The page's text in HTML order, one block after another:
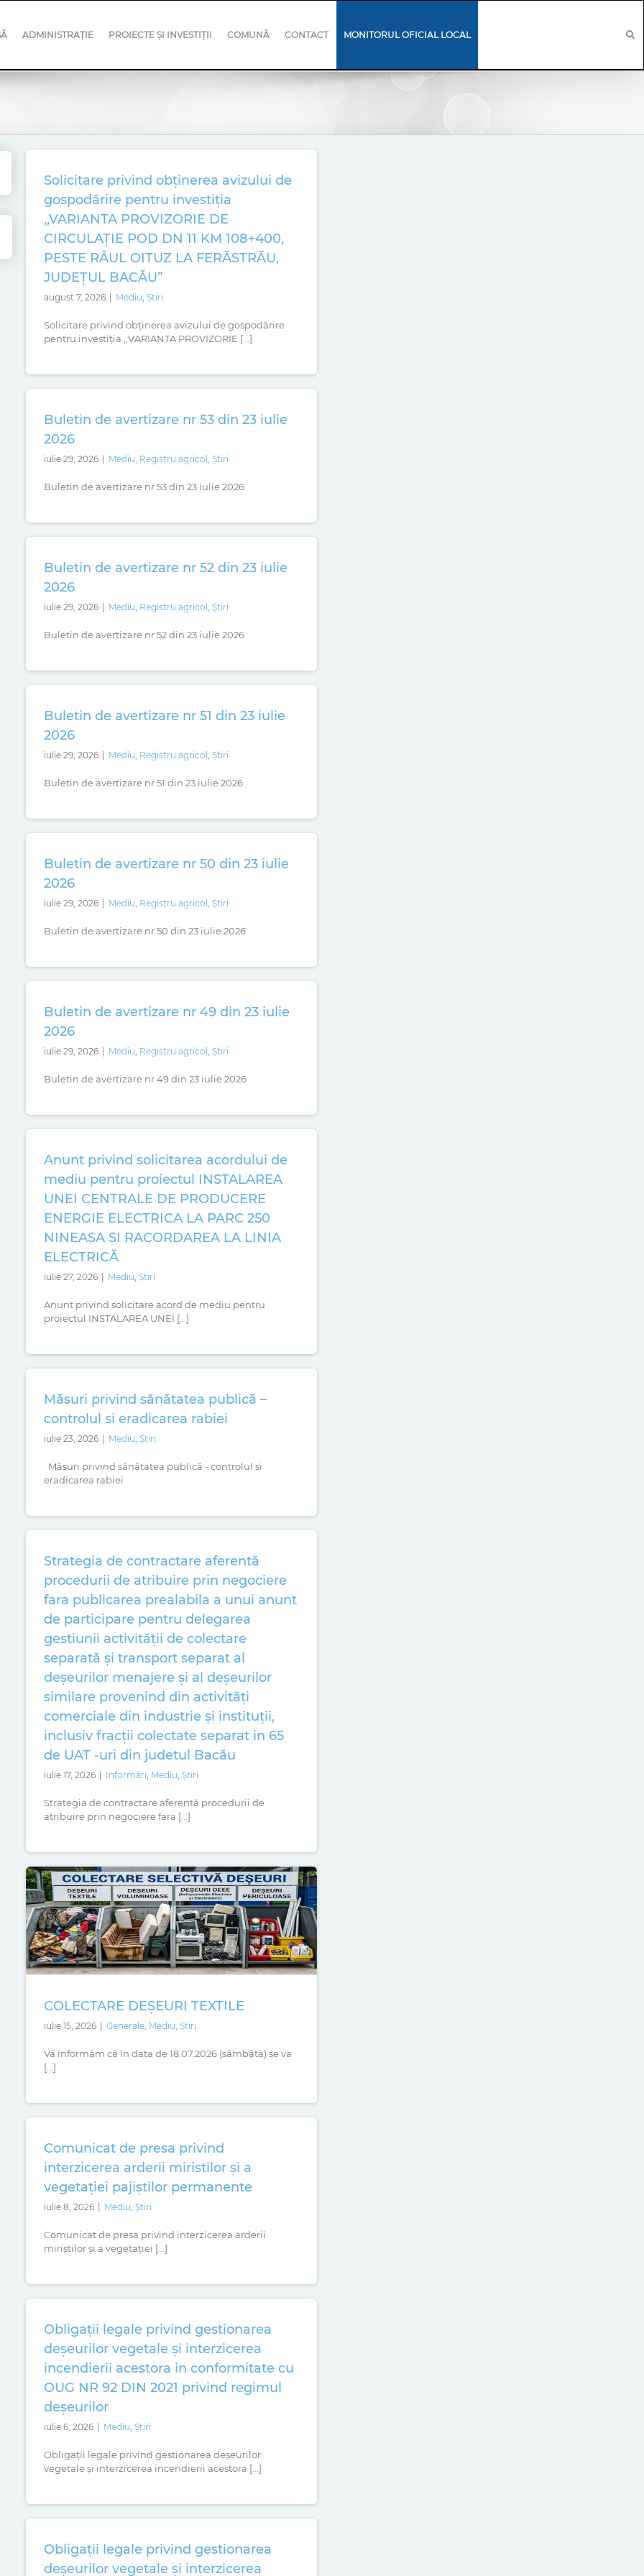
ADMINISTRAȚIE PROIECTE ȘI INVESTIȚII COMUNĂ CONTACT MONITORUL OFICIAL LOCAL
Solicitare privind obținerea avizului de
gospodărire pentru investiția
,,VARIANTA PROVIZORIE DE
CIRCULAȚIE POD DN 11 KM 108+400,
PESTE RÂUL OITUZ LA FERĂSTRĂU,
JUDEȚUL BACĂU”
august 7, 2026 Mediu,Știri
Solicitare privind obținerea avizului de gospodărire
pentru investiția ,,VARIANTA PROVIZORIE [...]
Buletin de avertizare nr 53 din 23 iulie
2026
iulie 29, 2026 Mediu, Registru agricol,Știri
Buletin de avertizare nr 53 din 23 iulie 2026
Buletin de avertizare nr 52 din 23 iulie
2026
iulie 29, 2026 Mediu, Registru agricol,Știri
Buletin de avertizare nr 52 din 23 iulie 2026
Buletin de avertizare nr 51 din 23 iulie
2026
iulie 29, 2026 Mediu, Registru agricol,Știri
Buletin de avertizare nr 51 din 23 iulie 2026
Buletin de avertizare nr 50 din 23 iulie
2026
iulie 29, 2026 Mediu, Registru agricol,Știri
Buletin de avertizare nr 50 din 23 iulie 2026
Buletin de avertizare nr 49 din 23 iulie
2026
iulie 29, 2026 Mediu, Registru agricol,Știri
Buletin de avertizare nr 49 din 23 iulie 2026
Anunt privind solicitarea acordului de
mediu pentru proiectul INSTALAREA
UNEI CENTRALE DE PRODUCERE
ENERGIE ELECTRICA LA PARC 250
NINEASA SI RACORDAREA LA LINIA
ELECTRICĂ
iulie 27, 2026 Mediu,Știri
Anunt privind solicitare acord de mediu pentru
proiectul INSTALAREA UNEI [...]
Măsuri privind sănătatea publică –
controlul si eradicarea rabiei
iulie 23, 2026 Mediu,Știri
Măsuri privind sănătatea publică - controlul si
eradicarea rabiei
Strategia de contractare aferentă
procedurii de atribuire prin negociere
fara publicarea prealabila a unui anunt
de participare pentru delegarea
gestiunii activității de colectare
separată și transport separat al
deșeurilor menajere și al deșeurilor
similare provenind din activități
comerciale din industrie și instituții,
inclusiv fracții colectate separat in 65
de UAT -uri din judetul Bacău
iulie 17, 2026 Informări, Mediu,Știri
Strategia de contractare aferentă procedurii de
atribuire prin negociere fara [...]
COLECTARE DEȘEURI TEXTILE
iulie 15, 2026 Generale, Mediu,Știri
Vă informăm că în data de 18.07.2026 (sâmbătă) se va
[...]
Comunicat de presa privind
interzicerea arderii miristilor și a
vegetației pajiștilor permanente
iulie 8, 2026 Mediu,Știri
Comunicat de presa privind interzicerea arderii
miristilor și a vegetației [...]
Obligații legale privind gestionarea
deșeurilor vegetale și interzicerea
incendierii acestora in conformitate cu
OUG NR 92 DIN 2021 privind regimul
deșeurilor
iulie 6, 2026 Mediu,Știri
Obligații legale privind gestionarea deșeurilor
vegetale și interzicerea incendierii acestora [...]
Obligații legale privind gestionarea
deșeurilor vegetale și interzicerea